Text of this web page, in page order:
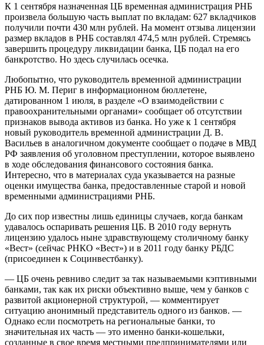
К 1 сентября назначенная ЦБ временная администрация РНБ
произвела большую часть выплат по вкладам: 627 вкладчиков
получили почти 430 млн рублей. На момент отзыва лицензии
размер вкладов в РНБ составлял 474,5 млн рублей. Стремясь
завершить процедуру ликвидации банка, ЦБ подал на его
банкротство. Но здесь случилась осечка.
Любопытно, что руководитель временной администрации
РНБ Ю. М. Периг в информационном бюллетене,
датированном 1 июля, в разделе «О взаимодействии с
правоохранительными органами» сообщает об отсутствии
признаков вывода активов из банка. Но уже к 1 сентября
новый руководитель временной администрации Д. В.
Васильев в аналогичном документе сообщает о подаче в МВД
РФ заявления об уголовном преступлении, которое выявлено
в ходе обследования финансового состояния банка.
Интересно, что в материалах суда указывается на разные
оценки имущества банка, предоставленные старой и новой
временными администрациями РНБ.
До сих пор известны лишь единицы случаев, когда банкам
удавалось оспаривать решения ЦБ. В 2010 году вернуть
лицензию удалось ныне здравствующему столичному банку
«Вест» (сейчас РНКО «Вест») и в 2011 году банку РБДС
(присоединен к Социнвестбанку).
— ЦБ очень ревниво следит за так называемыми кэптивными
банками, так как их риски объективно выше, чем у банков с
развитой акционерной структурой, — комментирует
ситуацию анонимный представитель одного из банков. —
Однако если посмотреть на региональные банки, то
значительная их часть — это именно банки-кошельки,
созданные в свое время местными предпринимателями или